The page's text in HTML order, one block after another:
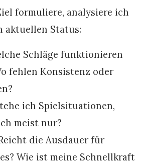
formuliere, analysiere ich
aktuellen Status:
Schläge funktionieren
fehlen Konsistenz oder
ich Spielsituationen,
meist nur?
die Ausdauer für
Wie ist meine Schnellkraft